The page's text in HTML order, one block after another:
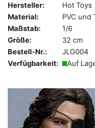
Hersteller:
Hot Toys
Material:
PVC und
Maßstab:
1/6
Größe:
32 cm
Bestell-Nr.:
JLG004
Verfügbarkeit:
Auf